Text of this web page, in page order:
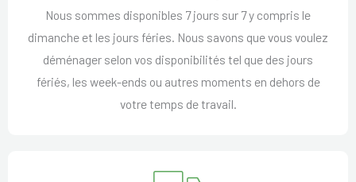
Nous sommes disponibles 7 jours sur 7 y compris le
dimanche et les jours féries. Nous savons que vous voulez
déménager selon vos disponibilités tel que des jours
fériés, les week-ends ou autres moments en dehors de
votre temps de travail.